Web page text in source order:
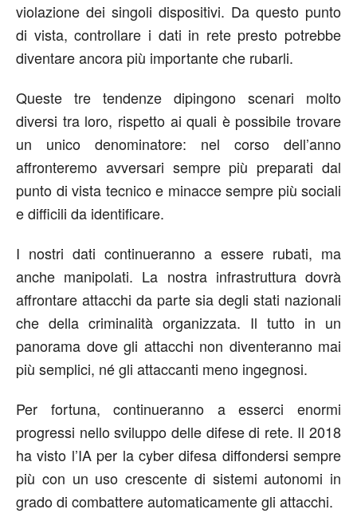
violazione dei singoli dispositivi. Da questo punto
di vista, controllare i dati in rete presto potrebbe
diventare ancora più importante che rubarli.
Queste tre tendenze dipingono scenari molto
diversi tra loro, rispetto ai quali è possibile trovare
un unico denominatore: nel corso dell’anno
affronteremo avversari sempre più preparati dal
punto di vista tecnico e minacce sempre più sociali
e difficili da identificare.
I nostri dati continueranno a essere rubati, ma
anche manipolati. La nostra infrastruttura dovrà
affrontare attacchi da parte sia degli stati nazionali
che della criminalità organizzata. Il tutto in un
panorama dove gli attacchi non diventeranno mai
più semplici, né gli attaccanti meno ingegnosi.
Per fortuna, continueranno a esserci enormi
progressi nello sviluppo delle difese di rete. Il 2018
ha visto l’IA per la cyber difesa diffondersi sempre
più con un uso crescente di sistemi autonomi in
grado di combattere automaticamente gli attacchi.